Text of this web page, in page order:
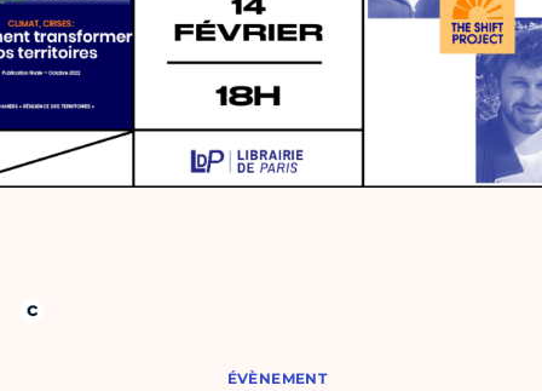
ÉVÈNEMENT